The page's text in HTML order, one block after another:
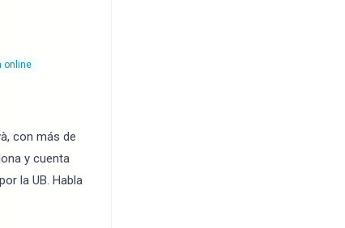
online
con más de
y cuenta
la UB. Habla